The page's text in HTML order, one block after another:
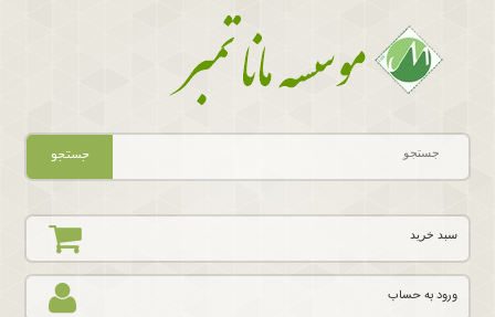
ورود به حساب
سبد خرید
جستجو